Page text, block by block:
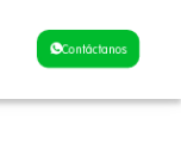
Contáctanos